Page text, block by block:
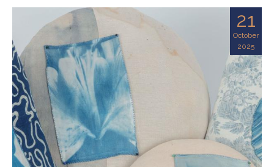
21
October
2025